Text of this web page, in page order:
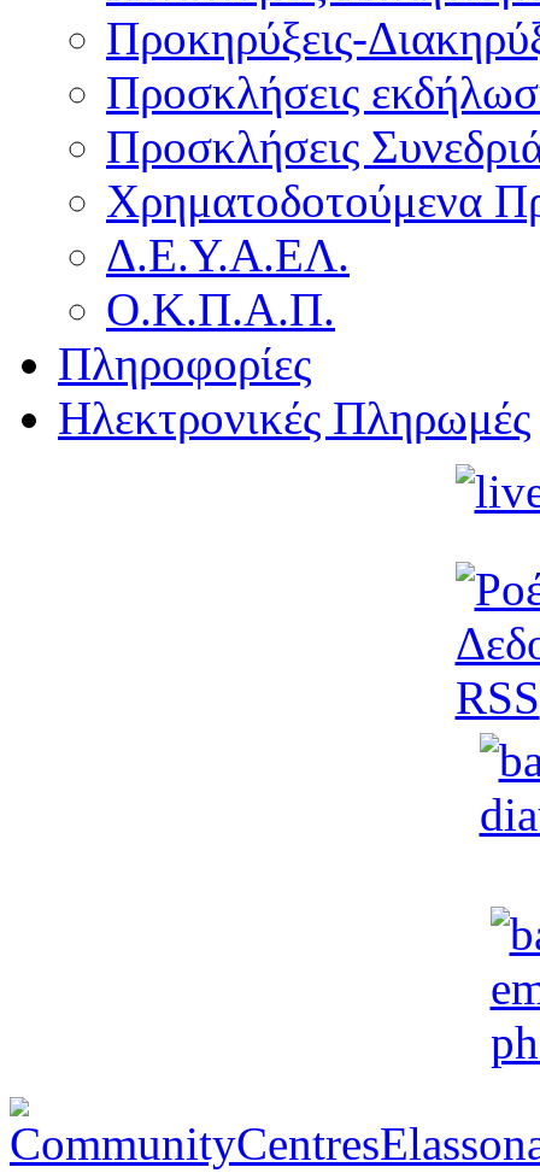
Προκηρύξεις-
Προσκλήσεις
Προσκλήσεις
Χρηματοδοτούμενα
Δ.Ε.Υ.Α.ΕΛ.
Ο.Κ.Π.Α.Π.
Πληροφορίες
Ηλεκτρονικές Πληρωμές